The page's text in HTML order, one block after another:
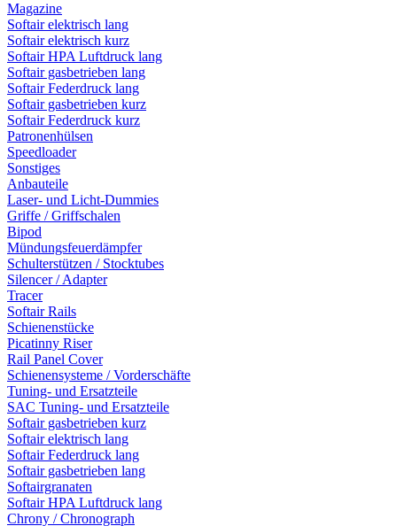
Magazine
Softair elektrisch lang
Softair elektrisch kurz
Softair HPA Luftdruck lang
Softair gasbetrieben lang
Softair Federdruck lang
Softair gasbetrieben kurz
Softair Federdruck kurz
Patronenhülsen
Speedloader
Sonstiges
Anbauteile
Laser- und Licht-Dummies
Griffe / Griffschalen
Bipod
Mündungsfeuerdämpfer
Schulterstützen / Stocktubes
Silencer / Adapter
Tracer
Softair Rails
Schienenstücke
Picatinny Riser
Rail Panel Cover
Schienensysteme / Vorderschäfte
Tuning- und Ersatzteile
SAC Tuning- und Ersatzteile
Softair gasbetrieben kurz
Softair elektrisch lang
Softair Federdruck lang
Softair gasbetrieben lang
Softairgranaten
Softair HPA Luftdruck lang
Chrony / Chronograph